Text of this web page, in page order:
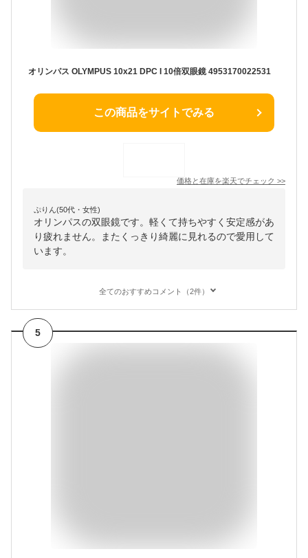
オリンパス OLYMPUS 10x21 DPC I 10倍双眼鏡 4953170022531
この商品をサイトでみる
価格と在庫を楽天でチェック >>
ぷりん(50代・女性)
オリンパスの双眼鏡です。軽くて持ちやすく安定感があ
り疲れません。またくっきり綺麗に見れるので愛用して
います。
全てのおすすめコメント（2件）
5